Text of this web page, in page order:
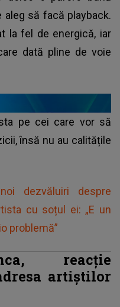
să facă playback.
la fel de energică, iar
dată pline de voie
pe cei care vor să
însă nu au calitățile
dezvăluiri despre
cu soțul ei: „E un
problemă”
reacție
artiștilor